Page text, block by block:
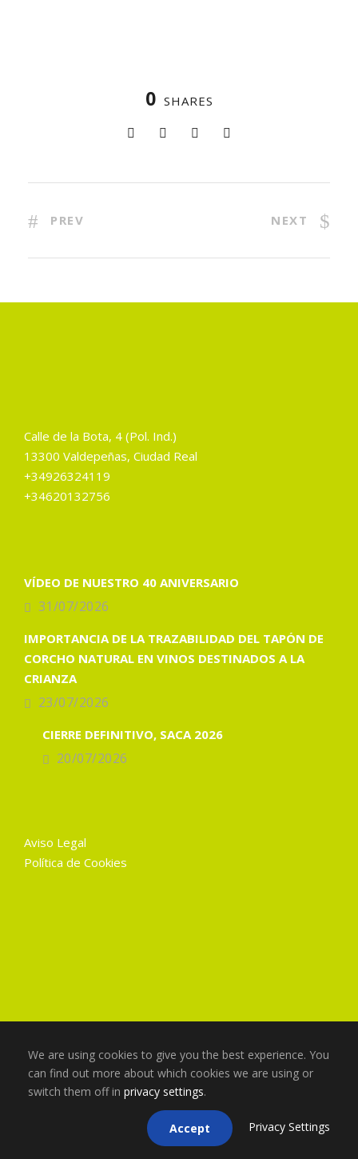
0 SHARES
PREV NEXT
Calle de la Bota, 4 (Pol. Ind.)
13300 Valdepeñas, Ciudad Real
+34926324119
+34620132756
VÍDEO DE NUESTRO 40 ANIVERSARIO
31/07/2026
IMPORTANCIA DE LA TRAZABILIDAD DEL TAPÓN DE
CORCHO NATURAL EN VINOS DESTINADOS A LA
CRIANZA
23/07/2026
CIERRE DEFINITIVO, SACA 2026
20/07/2026
Aviso Legal
Política de Cookies
derechos reservados
We are using cookies to give you the best experience. You
can find out more about which cookies we are using or
switch them off in privacy settings.
Accept Privacy Settings